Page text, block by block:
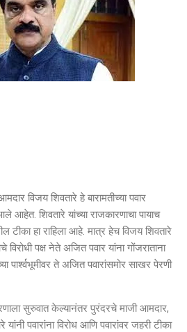
विजय शिवतारे हे बारामतीच्या पवार
आहेत. शिवतारे यांच्या राजकारणाचा पायाच
टीका हा राहिला आहे. मात्र हेच विजय शिवतारे
विरोधी पक्ष नेते अजित पवार यांना गोंजराताना
पार्श्वभूमीवर ते अजित पवारांसमोर साखर पेरणी
सुरुवात केल्यानंतर पुरंदरचे माजी आमदार,
यांनी पवारांना विरोध आणि पवारांवर जहरी टीका